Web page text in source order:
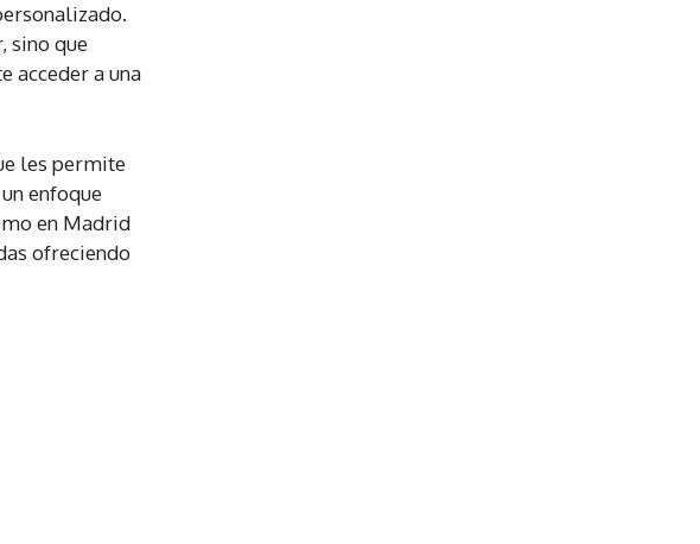
sino que
acceder a una
les permite
enfoque
en Madrid
ofreciendo